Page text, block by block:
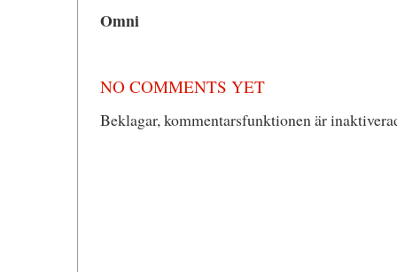
Omni
NO COMMENTS YET
Beklagar, kommentarsfunktionen är